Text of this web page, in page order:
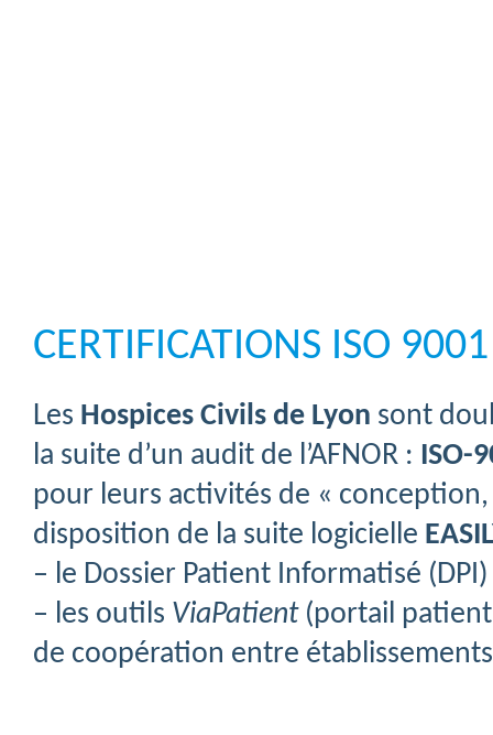
CERTIFICATIONS ISO
Les Hospices Civils de Lyon sont
la suite d’un audit de l’AFNOR : ISO-
pour leurs activités de «
disposition de la suite logicielle
– le Dossier Patient Informatisé (DPI)
– les outils ViaPatient(portail
de coopération entre